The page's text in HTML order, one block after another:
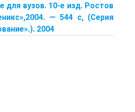
для вузов. 10-е изд. Ростов
— 544 с, (Серия
2004